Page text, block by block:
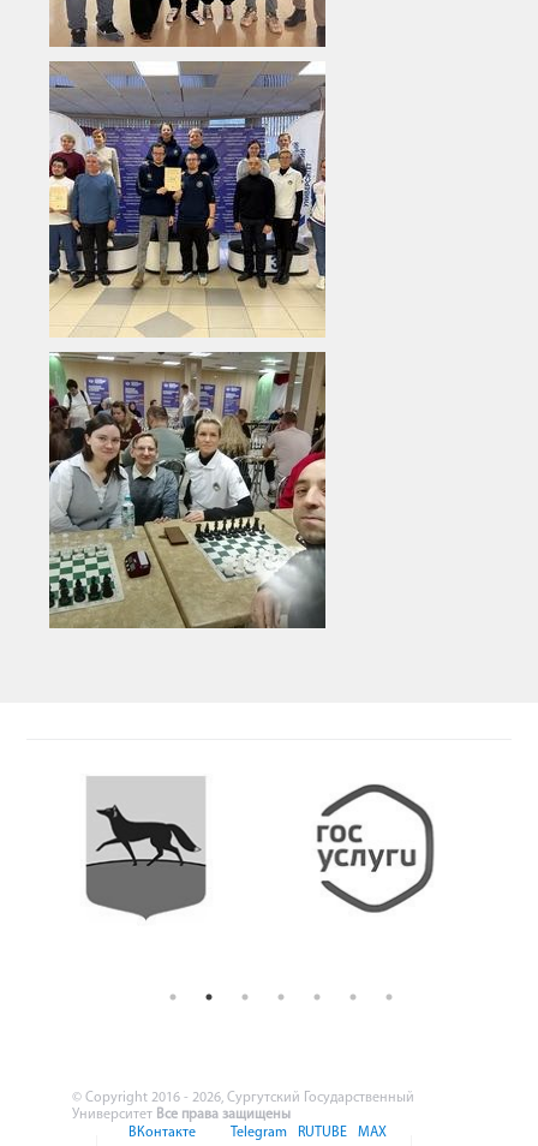
© Copyright 2016 - 2026, Сургутский Государственный
Университет Все права защищены
ВКонтакте
Telegram RUTUBE MAX